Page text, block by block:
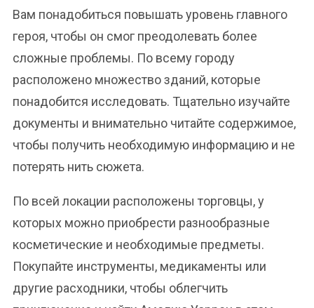
Вам понадобиться повышать уровень главного
героя, чтобы он смог преодолевать более
сложные проблемы. По всему городу
расположено множество зданий, которые
понадобится исследовать. Тщательно изучайте
документы и внимательно читайте содержимое,
чтобы получить необходимую информацию и не
потерять нить сюжета.
По всей локации расположены торговцы, у
которых можно приобрести разнообразные
косметические и необходимые предметы.
Покупайте инструменты, медикаменты или
другие расходники, чтобы облегчить